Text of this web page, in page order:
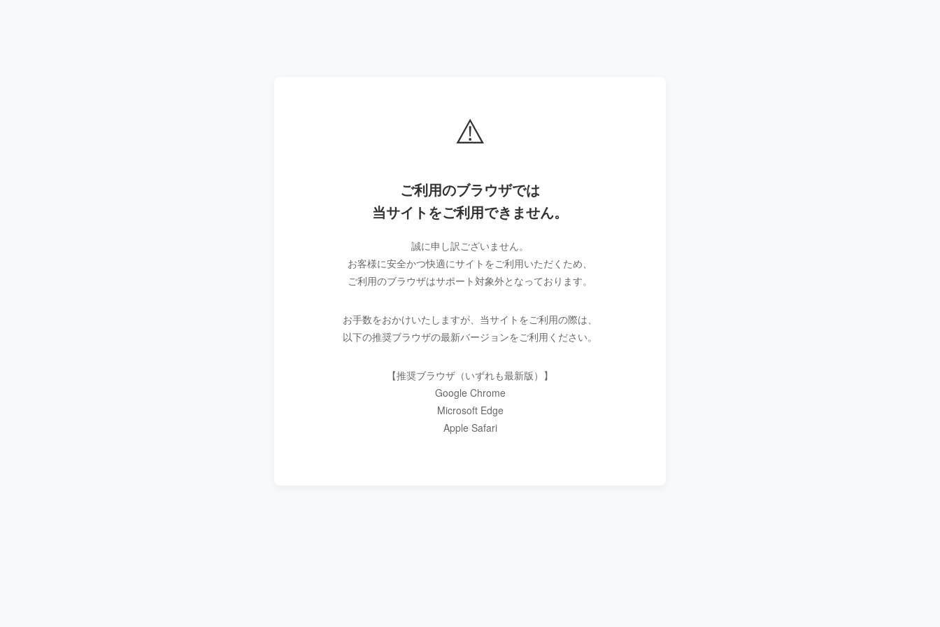
⚠️
ご利用のブラウザでは
当サイトをご利用できません。
誠に申し訳ございません。
お客様に安全かつ快適にサイトをご利用いただくため、
ご利用のブラウザはサポート対象外となっております。
お手数をおかけいたしますが、当サイトをご利用の際は、
以下の推奨ブラウザの最新バージョンをご利用ください。
【推奨ブラウザ（いずれも最新版）】
Google Chrome
Microsoft Edge
Apple Safari